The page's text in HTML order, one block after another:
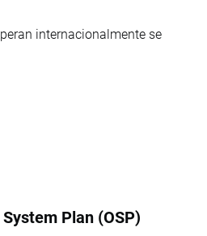
internacionalmente se
Plan (OSP)